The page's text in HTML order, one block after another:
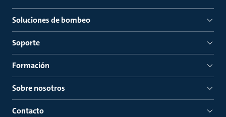
Soluciones de bombeo
Soporte
Formación
Sobre nosotros
Contacto